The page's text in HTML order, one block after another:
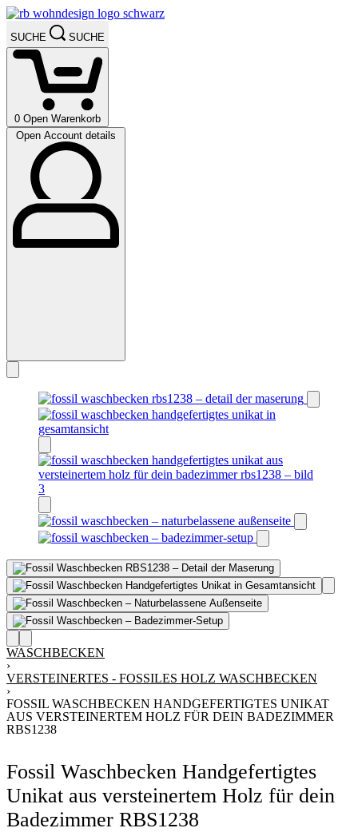
SUCHE SUCHE
0 Open Warenkorb
Open Account details
WASCHBECKEN
›
VERSTEINERTES - FOSSILES HOLZ WASCHBECKEN
›
FOSSIL WASCHBECKEN HANDGEFERTIGTES UNIKAT
AUS VERSTEINERTEM HOLZ FÜR DEIN BADEZIMMER
RBS1238
Fossil Waschbecken Handgefertigtes
Unikat aus versteinertem Holz für dein
Badezimmer RBS1238